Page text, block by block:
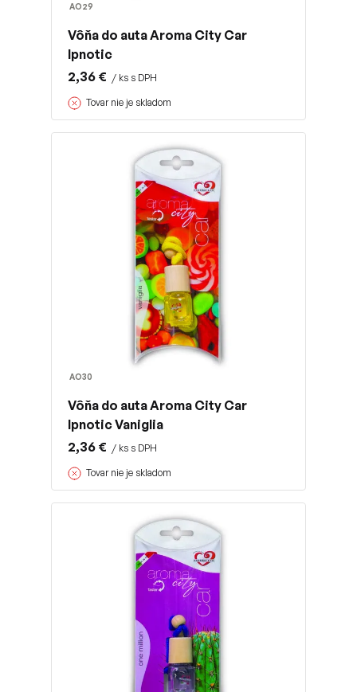
AO29
Vôňa do auta Aroma City Car
Ipnotic
2,36 € / ks s DPH
Tovar nie je skladom
AO30
Vôňa do auta Aroma City Car
Ipnotic Vaniglia
2,36 € / ks s DPH
Tovar nie je skladom